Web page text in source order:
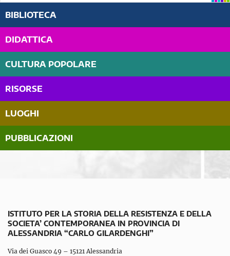
BIBLIOTECA
DIDATTICA
CULTURA POPOLARE
RISORSE
LUOGHI
PUBBLICAZIONI
ISTITUTO PER LA STORIA DELLA RESISTENZA E DELLA
SOCIETA’ CONTEMPORANEA IN PROVINCIA DI
ALESSANDRIA “CARLO GILARDENGHI”
Via dei Guasco 49 – 15121 Alessandria